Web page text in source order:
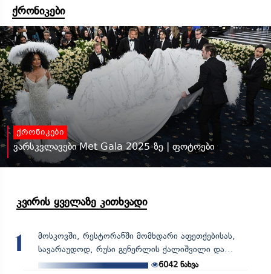
ქრონიკები
ქრონიკები
ვარსკვლავები Met Gala 2025-ზე | ფოტოები
კვირის ყველაზე კითხვადი
1
მოსკოვში, რესტორანში მომხდარი აფეთქებისას,
სავარაუდოდ, რუსი გენერლის ქალიშვილი და...
6042 ნახვა